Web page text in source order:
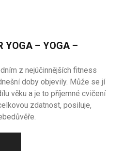
YOGA – YOGA –
z nejúčinnějších fitness
doby objevily. Může se jí
věku a je to příjemné cvičení
zdatnost, posiluje,